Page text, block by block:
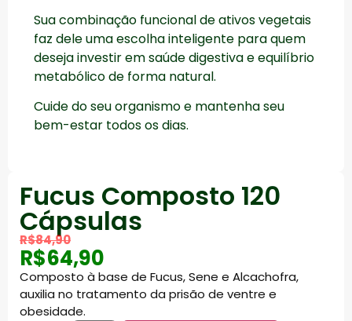
Sua combinação funcional de ativos vegetais
faz dele uma escolha inteligente para quem
deseja investir em saúde digestiva e equilíbrio
metabólico de forma natural.
Cuide do seu organismo e mantenha seu
bem-estar todos os dias.
Fucus Composto 120
Cápsulas
R$84,90
R$64,90
Composto à base de Fucus, Sene e Alcachofra,
auxilia no tratamento da prisão de ventre e
obesidade.